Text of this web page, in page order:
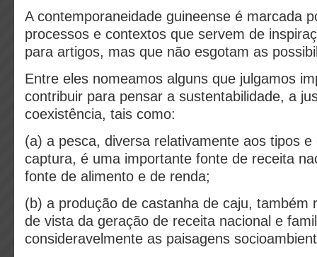
A contemporaneidade guineense é marcada
processos e contextos que servem de
para artigos, mas que não esgotam as
Entre eles nomeamos alguns que julgamos
contribuir para pensar a sustentabilidade, a
coexistência, tais como:
(a) a pesca, diversa relativamente aos tipos e
captura, é uma importante fonte de receita
fonte de alimento e de renda;
(b) a produção de castanha de caju, também
de vista da geração de receita nacional e
consideravelmente as paisagens